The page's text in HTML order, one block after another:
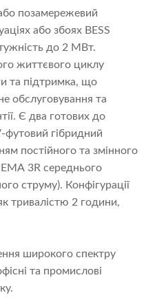
позамережевий
або збоях BESS
до 2 МВт.
життєвого циклу
та підтримка, що
обслуговування та
Є два готових до
футовий гібридний
постійного та змінного
3R середнього
струму). Конфігурації
тривалістю 2 години,
широкого спектру
та промислові